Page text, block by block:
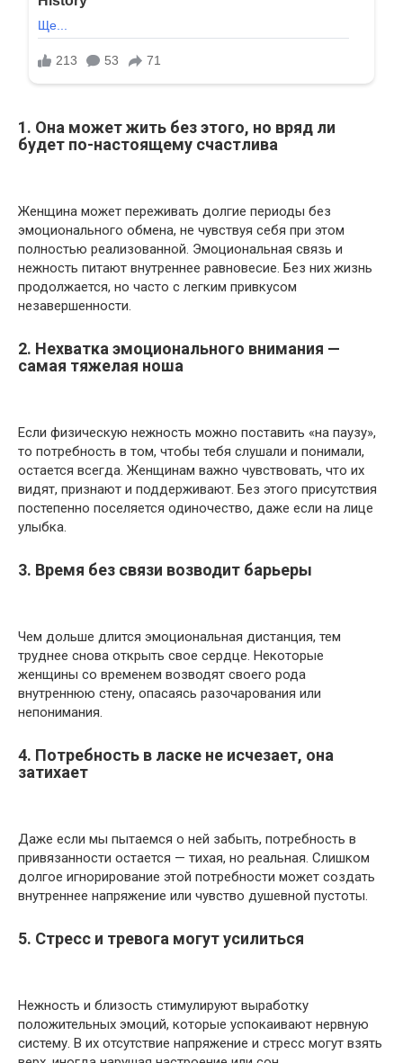
1. Она может жить без этого, но вряд ли
будет по-настоящему счастлива
Женщина может переживать долгие периоды без
эмоционального обмена, не чувствуя себя при этом
полностью реализованной. Эмоциональная связь и
нежность питают внутреннее равновесие. Без них жизнь
продолжается, но часто с легким привкусом
незавершенности.
2. Нехватка эмоционального внимания —
самая тяжелая ноша
Если физическую нежность можно поставить «на паузу»,
то потребность в том, чтобы тебя слушали и понимали,
остается всегда. Женщинам важно чувствовать, что их
видят, признают и поддерживают. Без этого присутствия
постепенно поселяется одиночество, даже если на лице
улыбка.
3. Время без связи возводит барьеры
Чем дольше длится эмоциональная дистанция, тем
труднее снова открыть свое сердце. Некоторые
женщины со временем возводят своего рода
внутреннюю стену, опасаясь разочарования или
непонимания.
4. Потребность в ласке не исчезает, она
затихает
Даже если мы пытаемся о ней забыть, потребность в
привязанности остается — тихая, но реальная. Слишком
долгое игнорирование этой потребности может создать
внутреннее напряжение или чувство душевной пустоты.
5. Стресс и тревога могут усилиться
Нежность и близость стимулируют выработку
положительных эмоций, которые успокаивают нервную
систему. В их отсутствие напряжение и стресс могут взять